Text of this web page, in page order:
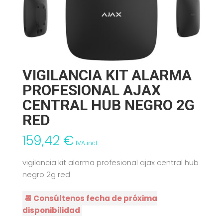
VIGILANCIA KIT ALARMA
PROFESIONAL AJAX
CENTRAL HUB NEGRO 2G
RED
159,42 € IVA incl.
vigilancia kit alarma profesional ajax central hub
negro 2g red
📆 Consúltenos fecha de próxima
disponibilidad